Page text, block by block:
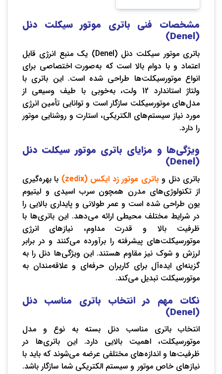
مشخصات فنی باتری موتور سیکلت دنل
(Denel)
باتری موتور سیکلت دنل (Denel) یک منبع انرژی قابل
اعتماد و با دوام بالا است که به‌صورت اختصاصی برای
انواع موتورسیکلت‌ها طراحی شده است. این باتری با
ولتاژ استاندارد 12 ولت، به‌خوبی با طیف وسیعی از
مدل‌های موتورسیکلت سازگار است و توانایی تأمین انرژی
مورد نیاز سیستم‌های الکتریکی، استارت و روشنایی موتور
را دارد.
ویژگی‌ها و مزایای باتری موتور سیکلت دنل
(Denel)
باتری دنل و باتری موتور زد ایکس (zedix)
با بهره‌گیری
از تکنولوژی‌های مدرن همچون سرب اسیدی و لیتیوم
یون طراحی شده است و عمر طولانی و پایداری بالایی را
در شرایط مختلف محیطی ارائه می‌دهد. این باتری‌ها با
ظرفیت بالا و قدرت مداوم، نیازهای انرژی
موتورسیکلت‌های پیشرفته را برآورده می‌کنند و در برابر
لرزش و شوک نیز مقاوم هستند. این ویژگی‌ها دنل را به
گزینه‌ای ایده‌آل برای کاربران حرفه‌ای و علاقه‌مندان به
موتورسیکلت تبدیل می‌کند.
نکات مهم در انتخاب باتری مناسب دنل
(Denel)
انتخاب باتری مناسب دنل بسته به نوع و مدل
موتورسیکلت، اهمیت بالایی دارد. این باتری‌ها در
ظرفیت‌ها و اندازه‌های مختلفی عرضه می‌شوند که باید با
نیازهای خاص موتور و سیستم الکتریکی شما سازگار باشد.